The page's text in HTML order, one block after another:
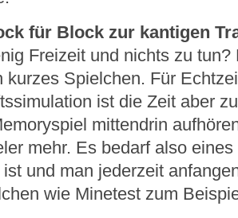
für Block zur kantigen
Freizeit und nichts zu
kurzes Spielchen. Für
ist die Zeit aber
mittendrin
mehr. Es bedarf also
und man jederzeit
wie Minetest zum